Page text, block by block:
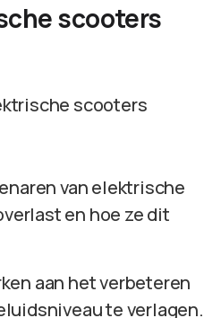
scooters
scooters
van elektrische
en hoe ze dit
aan het verbeteren
te verlagen.